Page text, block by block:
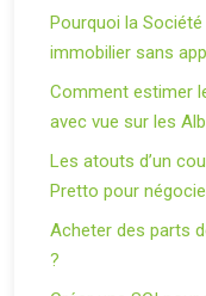
Pourquoi la
immobilier sans
Comment estimer
avec vue sur les
Les atouts d’un
Pretto pour
Acheter des parts
?